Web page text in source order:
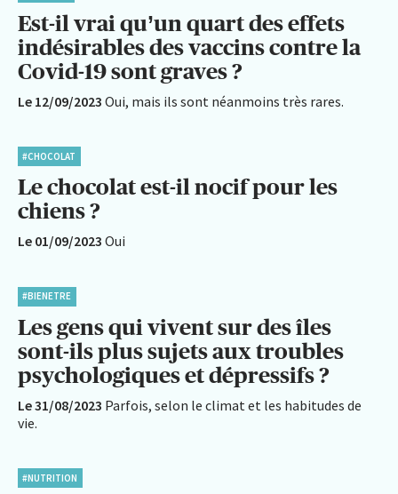
Est-il vrai qu’un quart des effets
indésirables des vaccins contre la
Covid-19 sont graves ?
Le 12/09/2023 Oui, mais ils sont néanmoins très rares.
#CHOCOLAT
Le chocolat est-il nocif pour les
chiens ?
Le 01/09/2023 Oui
#BIENETRE
Les gens qui vivent sur des îles
sont-ils plus sujets aux troubles
psychologiques et dépressifs ?
Le 31/08/2023 Parfois, selon le climat et les habitudes de
vie.
#NUTRITION